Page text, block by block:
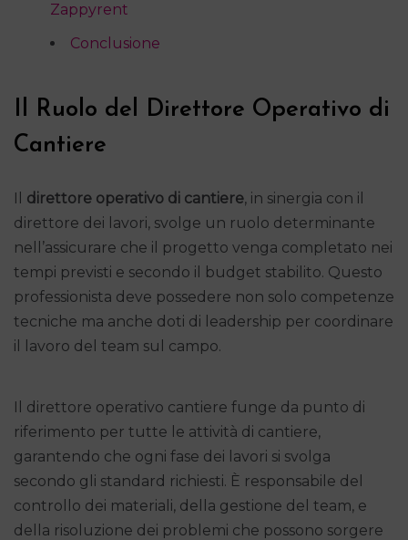
Zappyrent
Conclusione
Il Ruolo del Direttore Operativo di
Cantiere
Il direttore operativo di cantiere, in sinergia con il
direttore dei lavori, svolge un ruolo determinante
nell’assicurare che il progetto venga completato nei
tempi previsti e secondo il budget stabilito. Questo
professionista deve possedere non solo competenze
tecniche ma anche doti di leadership per coordinare
il lavoro del team sul campo.
Il direttore operativo cantiere funge da punto di
riferimento per tutte le attività di cantiere,
garantendo che ogni fase dei lavori si svolga
secondo gli standard richiesti. È responsabile del
controllo dei materiali, della gestione del team, e
della risoluzione dei problemi che possono sorgere